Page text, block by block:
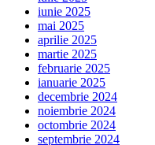
iunie 2025
mai 2025
aprilie 2025
martie 2025
februarie 2025
ianuarie 2025
decembrie 2024
noiembrie 2024
octombrie 2024
septembrie 2024